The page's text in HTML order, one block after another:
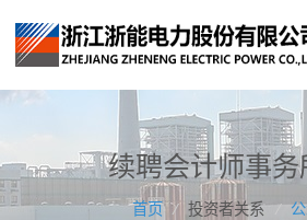
续聘会计师事
首页 / 投资者关系 /